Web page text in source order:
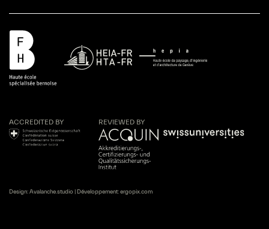
ACCREDITED BY REVIEWED BY
Design:Avalanche.studio | Développement:ergopix.com